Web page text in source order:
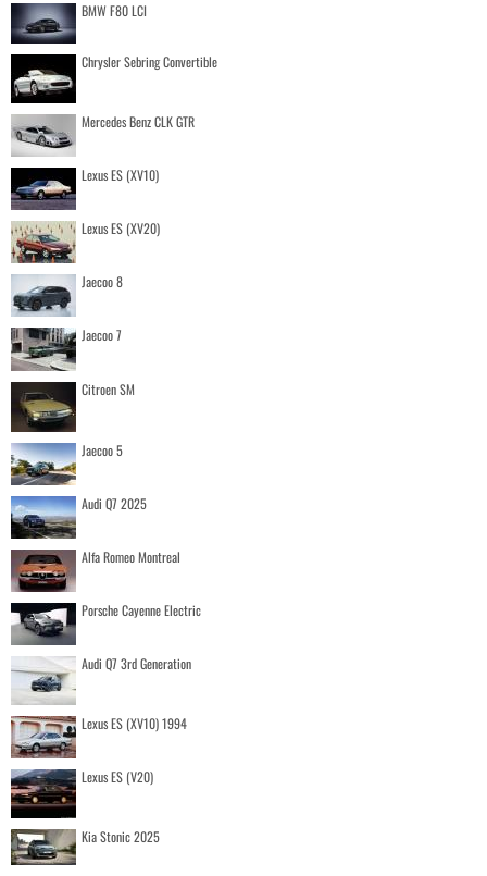
BMW F80 LCI
Chrysler Sebring Convertible
Mercedes Benz CLK GTR
Lexus ES (XV10)
Lexus ES (XV20)
Jaecoo 8
Jaecoo 7
Citroen SM
Jaecoo 5
Audi Q7 2025
Alfa Romeo Montreal
Porsche Cayenne Electric
Audi Q7 3rd Generation
Lexus ES (XV10) 1994
Lexus ES (V20)
Kia Stonic 2025